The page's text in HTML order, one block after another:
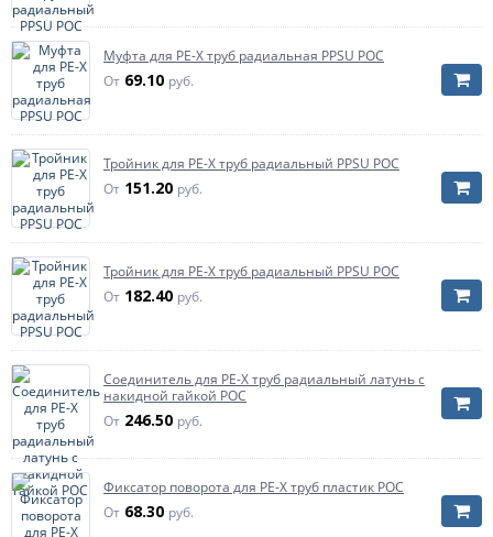
Муфта для PE-X труб радиальная PPSU РОС
От 69.10 руб.
Тройник для PE-X труб радиальный PPSU РОС
От 151.20 руб.
Тройник для PE-X труб радиальный PPSU РОС
От 182.40 руб.
Соединитель для PE-X труб радиальный латунь с
накидной гайкой РОС
От 246.50 руб.
Фиксатор поворота для PE-X труб пластик РОС
От 68.30 руб.